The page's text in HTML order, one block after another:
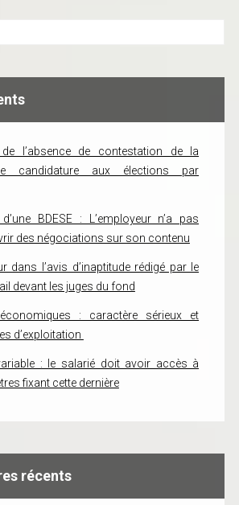
de l’absence de contestation de la
candidature aux élections par
BDESE : L’employeur n’a pas
des négociations sur son contenu
dans l’avis d’inaptitude rédigé par le
devant les juges du fond
: caractère sérieux et
d’exploitation
: le salarié doit avoir accès à
fixant cette dernière
récents